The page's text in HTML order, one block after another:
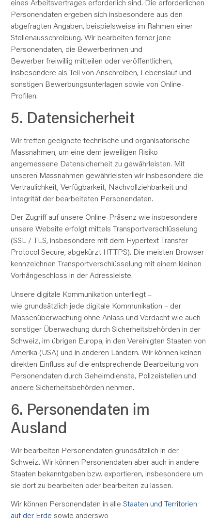
Personendaten ergeben sich insbesondere aus den
abgefragten Angaben, beispielsweise im Rahmen einer
Stellenausschreibung. Wir bearbeiten ferner jene
Personendaten, die Bewerberinnen und
Bewerberfreiwillig mitteilen oder veröffentlichen,
insbesondere als Teil von Anschreiben, Lebenslauf und
sonstigen Bewerbungsunterlagen sowie von Online-
Profilen.
5. Datensicherheit
Wir treffen geeignete technische und organisatorische
Massnahmen, um eine dem jeweiligen Risiko
angemessene Datensicherheit zu gewährleisten. Mit
unseren Massnahmen gewährleisten wir insbesondere die
Vertraulichkeit, Verfügbarkeit, Nachvollziehbarkeit und
Integrität der bearbeiteten Personendaten.
Der Zugriff auf unsere Online-Präsenz wie insbesondere
unsere Website erfolgt mittels Transportverschlüsselung
(SSL / TLS, insbesondere mit dem Hypertext Transfer
Protocol Secure, abgekürzt HTTPS). Die meisten Browser
kennzeichnen Transportverschlüsselung mit einem kleinen
Vorhängeschloss in der Adressleiste.
Unsere digitale Kommunikation unterliegt –
wie grundsätzlich jede digitale Kommunikation – der
Massenüberwachung ohne Anlass und Verdacht wie auch
sonstiger Überwachung durch Sicherheitsbehörden in der
Schweiz, im übrigen Europa, in den Vereinigten Staaten von
Amerika (USA) und in anderen Ländern. Wir können keinen
direkten Einfluss auf die entsprechende Bearbeitung von
Personendaten durch Geheimdienste, Polizeistellen und
andere Sicherheitsbehörden nehmen.
6. Personendaten im
Ausland
Wir bearbeiten Personendaten grundsätzlich in der
Schweiz. Wir können Personendaten aber auch in andere
Staaten bekanntgeben bzw. exportieren, insbesondere um
sie dort zu bearbeiten oder bearbeiten zu lassen.
Wir können Personendaten in alleStaaten und Territorien
auf der Erde sowie anderswo